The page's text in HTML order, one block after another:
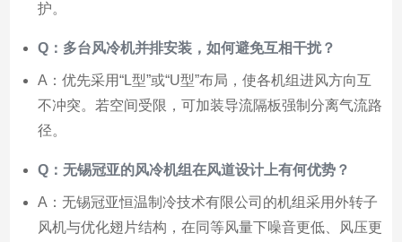
护。
Q：多台风冷机并排安装，如何避免互相干扰？
A：优先采用“L型”或“U型”布局，使各机组进风方向互
不冲突。若空间受限，可加装导流隔板强制分离气流路
径。
Q：无锡冠亚的风冷机组在风道设计上有何优势？
A：无锡冠亚恒温制冷技术有限公司的机组采用外转子
风机与优化翅片结构，在同等风量下噪音更低、风压更